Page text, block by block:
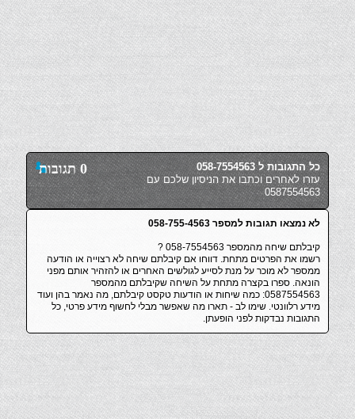
0 תגובות
כל התגובות ל 058-7554563
עזרו לאחרים וכתבו את הניסיון שלכם עם
0587554563
לא נמצאו תגובות למספר 058-755-4563
קיבלתם שיחה מהמספר 058-7554563 ?
רשמו את הפרטים מתחת. דווחו אם קיבלתם שיחה לא רצוייה או הודעה
ממספר לא מוכר על מנת לסייע לגולשים האחרים או להזהיר אותם מפני
הונאה. ספרו בקצרה מתחת על השיחה שקיבלתם מהמספר
0587554563: כמה שיחות או הודעות טקסט קיבלתם, מה נאמר בהן ועוד
מידע רלוונטי. שימו לב - תארו מה שאפשר מבלי לחשוף מידע פרטי, כל
התגובות נבדקות לפני הופעתן.